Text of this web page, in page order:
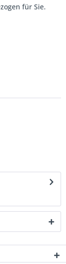
für Sie.